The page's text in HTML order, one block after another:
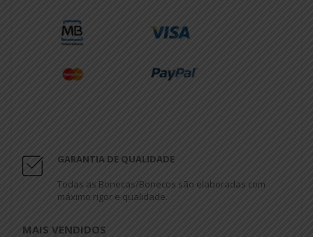
GARANTIA DE QUALIDADE
Todas as Bonecas/Bonecos são elaboradas com
máximo rigor e qualidade.
MAIS VENDIDOS